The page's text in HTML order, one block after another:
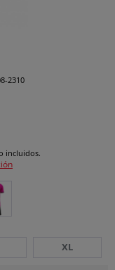
2310
incluidos.
XL